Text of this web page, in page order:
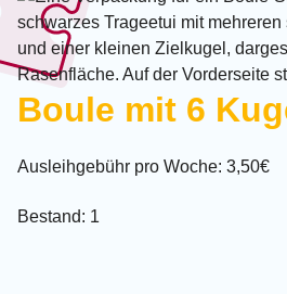
Suchen
Boule mit 6
Ausleihgebühr pro Woche: 3,50€
Bestand: 1